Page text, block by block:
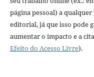
página pessoal) a
editorial, já que isso pode
aumentar o impacto e a
Efeito do Acesso Livre).